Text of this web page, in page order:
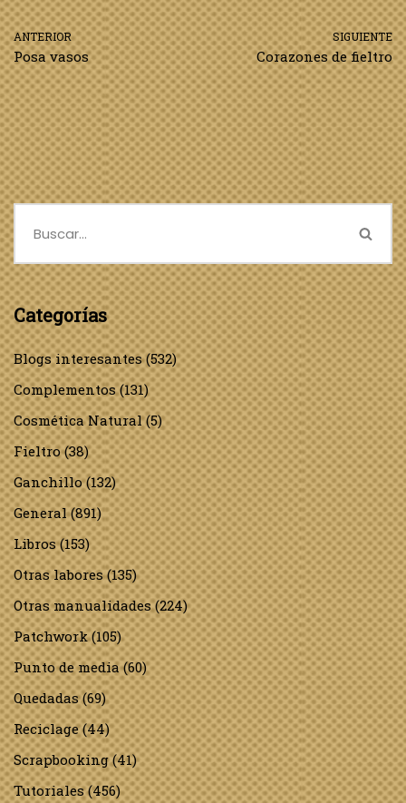
ANTERIOR
Posa vasos
SIGUIENTE
Corazones de fieltro
Categorías
Blogs interesantes(532)
Complementos(131)
Cosmética Natural(5)
Fieltro(38)
Ganchillo(132)
General(891)
Libros(153)
Otras labores(135)
Otras manualidades(224)
Patchwork(105)
Punto de media(60)
Quedadas(69)
Reciclage(44)
Scrapbooking(41)
Tutoriales(456)